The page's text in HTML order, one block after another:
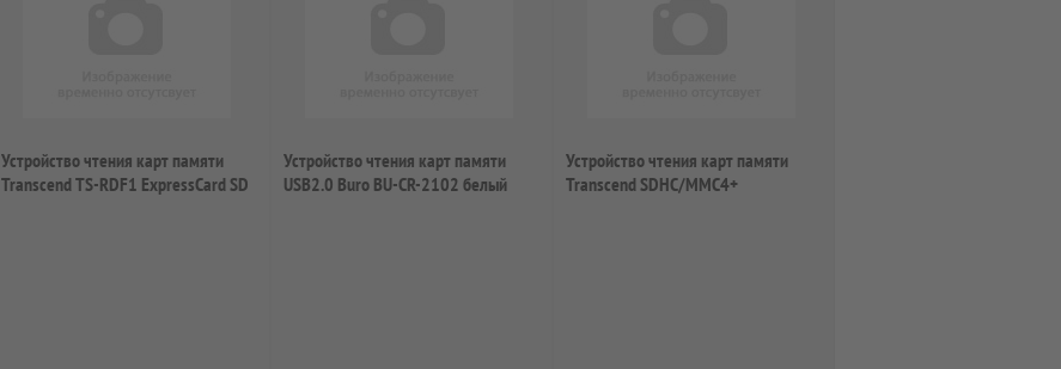
Устройство чтения карт памяти
Transcend TS-RDF1 ExpressCard SD
Устройство чтения карт памяти
USB2.0 Buro BU-CR-2102 белый
Устройство чтения карт памяти
Transcend SDHC/MMC4+